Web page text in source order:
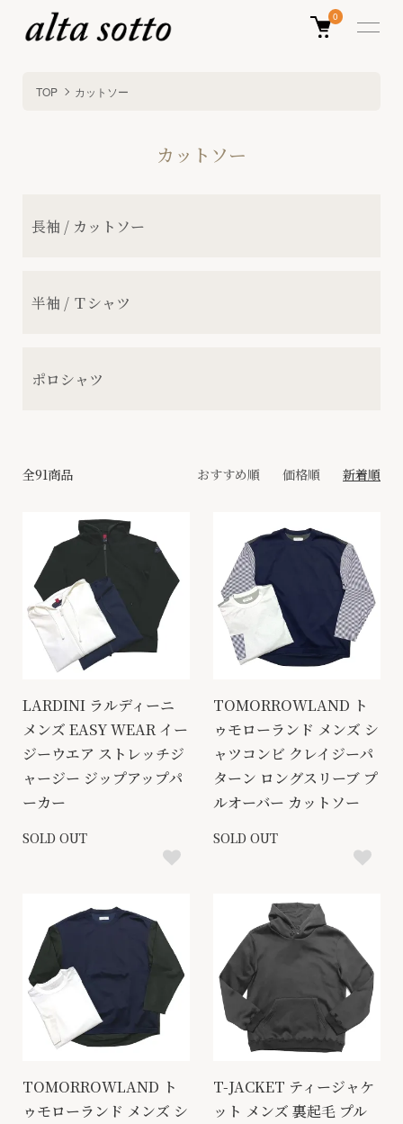
0
TOP カットソー
カットソー
長袖 / カットソー
半袖 / Ｔシャツ
ポロシャツ
全91商品 おすすめ順 価格順 新着順
LARDINI ラルディーニ
メンズ EASY WEAR イー
ジーウエア ストレッチジ
ャージー ジップアップパ
ーカー
SOLD OUT
TOMORROWLAND ト
ゥモローランド メンズ シ
ャツコンビ クレイジーパ
ターン ロングスリーブ プ
ルオーバー カットソー
SOLD OUT
TOMORROWLAND ト
ゥモローランド メンズ シ
T-JACKET ティージャケ
ット メンズ 裏起毛 プル